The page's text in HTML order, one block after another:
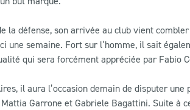
la défense, son arrivée au club vient
une semaine. Fort sur l’homme, il sait
qui sera forcément appréciée par Fabio
il aura l’occasion demain de disputer
Garrone et Gabriele Bagattini. Suite à